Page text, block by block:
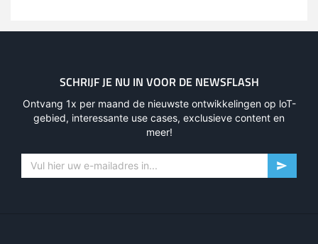
SCHRIJF JE NU IN VOOR DE NEWSFLASH
Ontvang 1x per maand de nieuwste ontwikkelingen op loT-
gebied, interessante use cases, exclusieve content en
meer!